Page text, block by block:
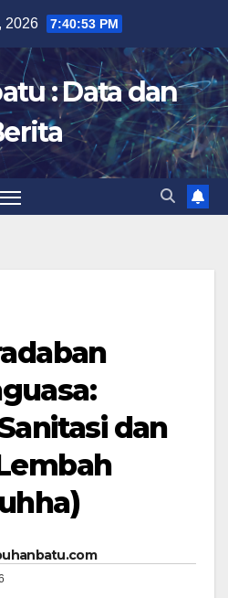
2026 7:40:54 PM
: Data dan
dan